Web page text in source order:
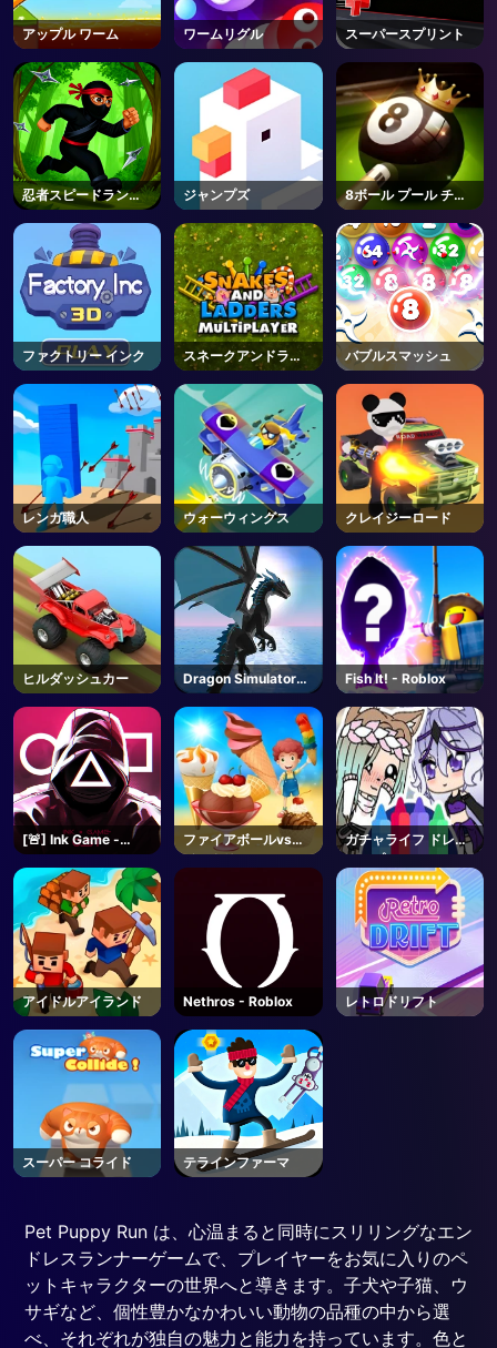
アップル ワーム ワームリグル スーパースプリント
忍者スピードランナ
ー
ジャンプズ
8ボール プール チャ
レンジ
ファクトリー インク
スネークアンドラダ
ー
バブルスマッシュ
レンガ職人 ウォーウィングス クレイジーロード
ヒルダッシュカー
Dragon Simulator
3D
Fish It! - Roblox
[🚨] Ink Game -
Roblox
ファイアボールvsア
イスクリーム
ガチャライフ ドレス
アップ
アイドルアイランド Nethros - Roblox レトロドリフト
スーパー コライド テラインファーマ
Pet Puppy Run は、心温まると同時にスリリングなエン
ドレスランナーゲームで、プレイヤーをお気に入りのペ
ットキャラクターの世界へと導きます。子犬や子猫、ウ
サギなど、個性豊かなかわいい動物の品種の中から選
べ、それぞれが独自の魅力と能力を持っています。色と